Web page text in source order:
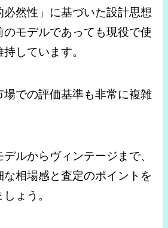
必然性」に基づいた設計思想
のモデルであっても現役で使
しています。
場での評価基準も非常に複雑
ルからヴィンテージまで、
相場感と査定のポイントを
ょう。